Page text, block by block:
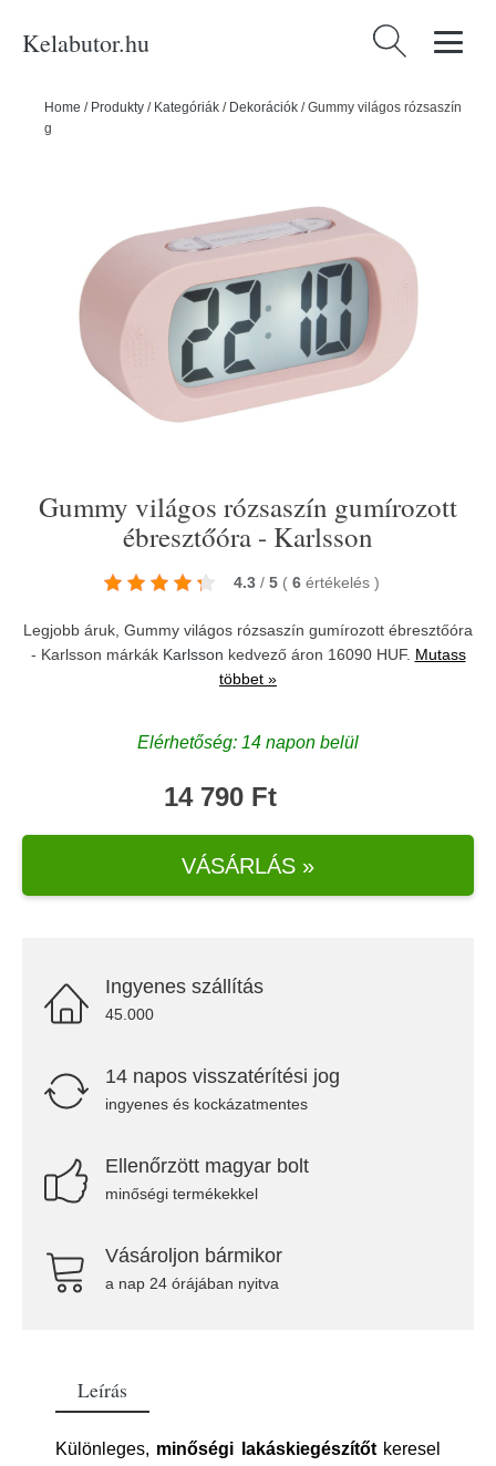
Kelabutor.hu Keresés:
Home / Produkty / Kategóriák / Dekorációk /Gummy világos rózsaszín
gumírozott ébresztőóra - Karlsson
Gummy világos rózsaszín gumírozott
ébresztőóra - Karlsson
4.3 / 5 ( 6 értékelés )
Legjobb áruk, Gummy világos rózsaszín gumírozott ébresztőóra
- Karlsson márkák Karlsson kedvező áron 16090 HUF. Mutass
többet »
Elérhetőség: 14 napon belül
14 790 Ft
VÁSÁRLÁS »
Ingyenes szállítás
45.000
14 napos visszatérítési jog
ingyenes és kockázatmentes
Ellenőrzött magyar bolt
minőségi termékekkel
Vásároljon bármikor
a nap 24 órájában nyitva
Leírás
Különleges, minőségi lakáskiegészítőtkeresel